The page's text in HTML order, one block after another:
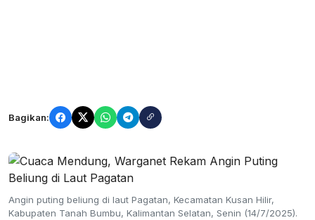
Bagikan:
Angin puting beliung di laut Pagatan, Kecamatan Kusan Hilir,
Kabupaten Tanah Bumbu, Kalimantan Selatan, Senin (14/7/2025).